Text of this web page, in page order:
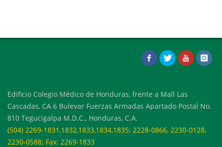
Edificio Colegio Médico de Honduras, frente a Mall Las
Cascadas, CA 6 Bulevar Fuerzas Armadas Apartado Postal No.
810 Tegucigalpa M.D.C., Honduras, C.A.
(504) 2269-1831,1832,1833,1834,1835; 2228-0866, 2230-0128,
2230-0588; Fax: 2269-1833